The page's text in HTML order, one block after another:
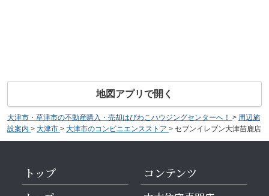
地図アプリで開く
大津市・草津市の不動産購入・売却はびわこハウジングセンターへ！ > 周辺施
設案内 > 大津市 > 大津市のコンビニエンスストア > セブンイレブン大津苗鹿店
トップ コンテンツ